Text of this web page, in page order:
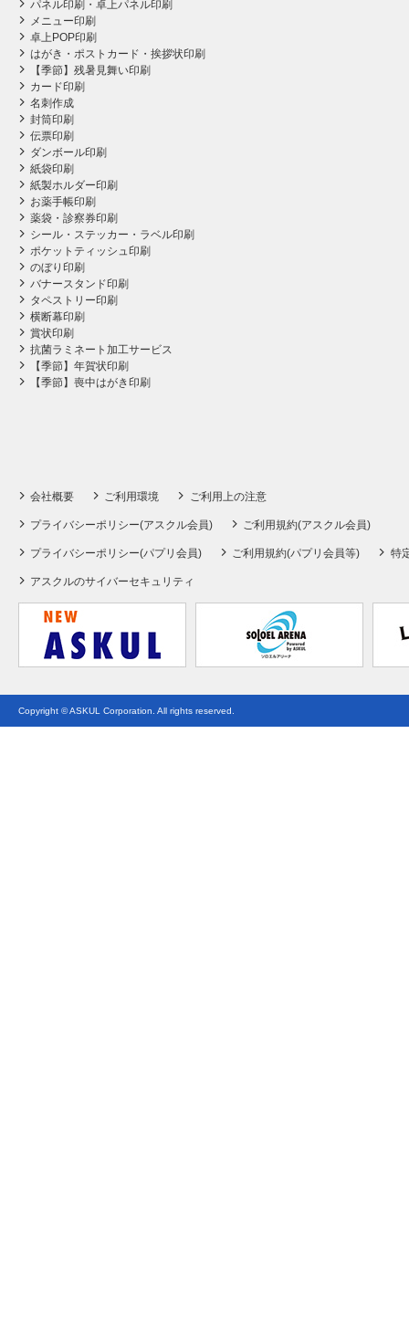
パネル印刷・卓上パネル印刷
メニュー印刷
卓上POP印刷
はがき・ポストカード・挨拶状印刷
【季節】残暑見舞い印刷
カード印刷
名刺作成
封筒印刷
伝票印刷
ダンボール印刷
紙袋印刷
紙製ホルダー印刷
お薬手帳印刷
薬袋・診察券印刷
シール・ステッカー・ラベル印刷
ポケットティッシュ印刷
のぼり印刷
バナースタンド印刷
タペストリー印刷
横断幕印刷
賞状印刷
抗菌ラミネート加工サービス
【季節】年賀状印刷
【季節】喪中はがき印刷
会社概要 ご利用環境 ご利用上の注意
プライバシーポリシー(アスクル会員) ご利用規約(アスクル会員)
プライバシーポリシー(パプリ会員) ご利用規約(パプリ会員等) 特
アスクルのサイバーセキュリティ
Copyright © ASKUL Corporation. All rights reserved.